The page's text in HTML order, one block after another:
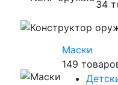
34
Маски
149